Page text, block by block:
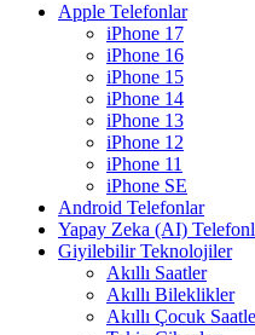
Apple Telefonlar
iPhone 17
iPhone 16
iPhone 15
iPhone 14
iPhone 13
iPhone 12
iPhone 11
iPhone SE
Android Telefonlar
Yapay Zeka (AI)
Giyilebilir Teknolojiler
Akıllı Saatler
Akıllı Bileklikler
Akıllı Çocuk